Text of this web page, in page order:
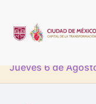
Jueves 6 de